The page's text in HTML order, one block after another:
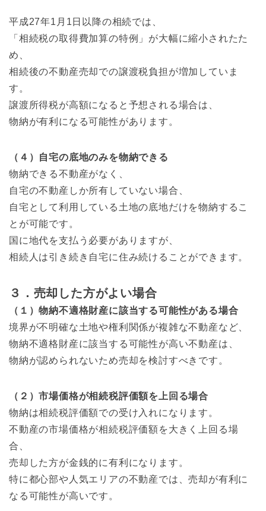
平成27年1月1日以降の相続では、
「相続税の取得費加算の特例」が大幅に縮小されたた
め、
相続後の不動産売却での譲渡税負担が増加していま
す。
譲渡所得税が高額になると予想される場合は、
物納が有利になる可能性があります。
（４）自宅の底地のみを物納できる
物納できる不動産がなく、
自宅の不動産しか所有していない場合、
自宅として利用している土地の底地だけを物納するこ
とが可能です。
国に地代を支払う必要がありますが、
相続人は引き続き自宅に住み続けることができます。
３．売却した方がよい場合
（１）物納不適格財産に該当する可能性がある場合
境界が不明確な土地や権利関係が複雑な不動産など、
物納不適格財産に該当する可能性が高い不動産は、
物納が認められないため売却を検討すべきです。
（２）市場価格が相続税評価額を上回る場合
物納は相続税評価額での受け入れになります。
不動産の市場価格が相続税評価額を大きく上回る場
合、
売却した方が金銭的に有利になります。
特に都心部や人気エリアの不動産では、売却が有利に
なる可能性が高いです。